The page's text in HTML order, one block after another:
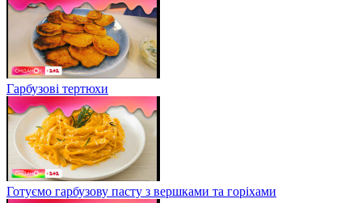
Гарбузові тертюхи
Готуємо гарбузову пасту з вершками та горіхами